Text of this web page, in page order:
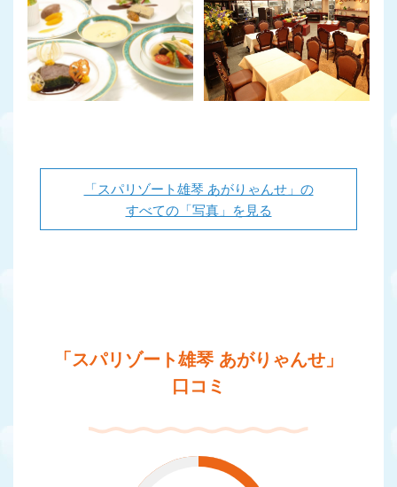
「スパリゾート雄琴 あがりゃんせ」の
すべての「写真」を見る
「スパリゾート雄琴 あがりゃんせ」
口コミ